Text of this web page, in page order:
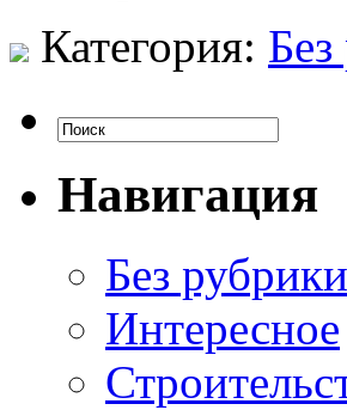
Категория:
Навигация
Без рубрики
Интересное